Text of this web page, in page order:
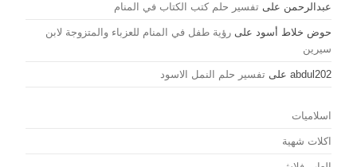
عبدالرحمن على تفسير حلم كتب الكتاب في المنام
حوض خلاط أسود على رؤية طفل في المنام للعزباء والمتزوجة لابن
سيرين
abdul202 على تفسير حلم النمل الاسود
اسلاميات
اكلات شهية